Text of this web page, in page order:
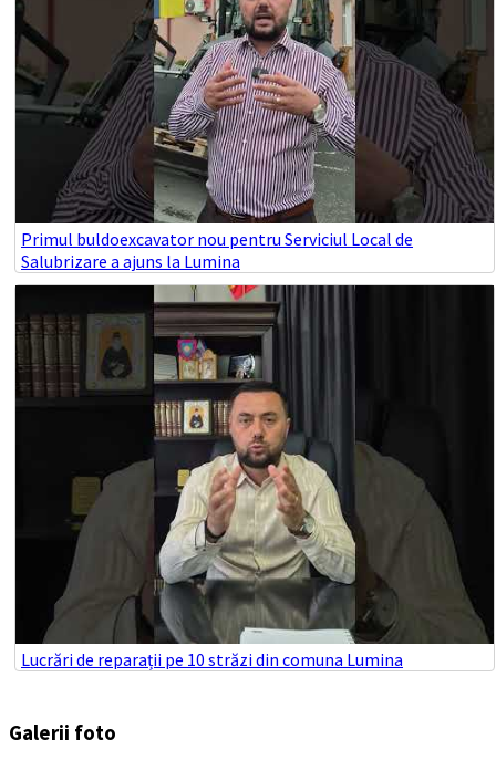
Primul buldoexcavator nou pentru Serviciul Local de
Salubrizare a ajuns la Lumina
Lucrări de reparații pe 10 străzi din comuna Lumina
Galerii foto